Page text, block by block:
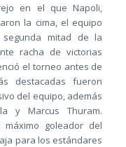
en el que Napoli,
la cima, el equipo
segunda mitad de la
racha de victorias
el torneo antes de
destacadas fueron
del equipo, además
y Marcus Thuram.
máximo goleador del
para los estándares